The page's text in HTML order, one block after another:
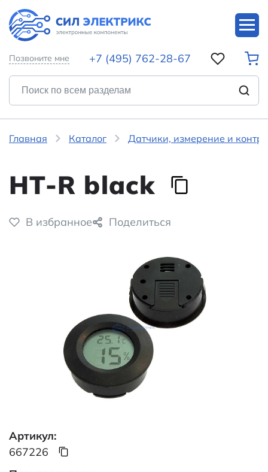
Позвоните мне +7 (495) 762-28-67
Главная Каталог Датчики, измерение и
HT-R black
В избранное Поделиться
Артикул:
667226